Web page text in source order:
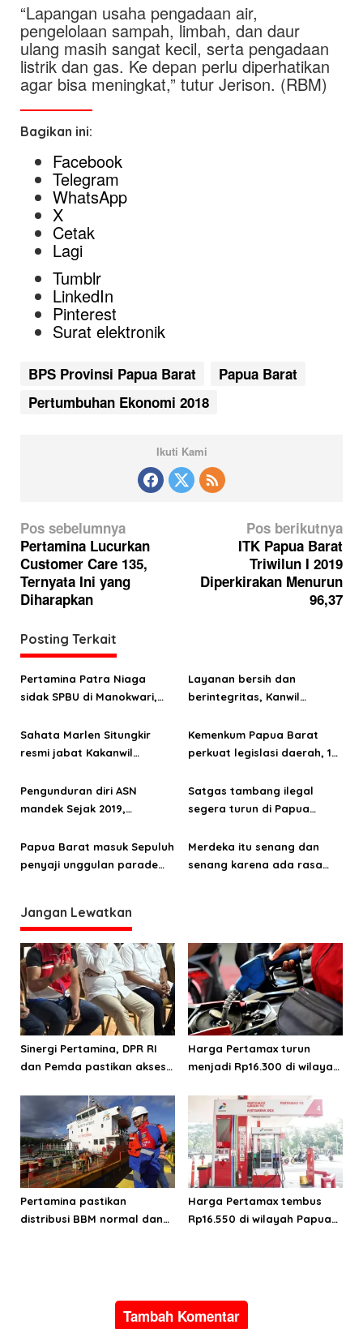
“Lapangan usaha pengadaan air,
pengelolaan sampah, limbah, dan daur
ulang masih sangat kecil, serta pengadaan
listrik dan gas. Ke depan perlu diperhatikan
agar bisa meningkat,” tutur Jerison. (RBM)
Bagikan ini:
Facebook
Telegram
WhatsApp
X
Cetak
Lagi
Tumblr
LinkedIn
Pinterest
Surat elektronik
BPS Provinsi Papua Barat
Papua Barat
Pertumbuhan Ekonomi 2018
Ikuti Kami
N
a
v
i
a
s
i
o
s
Pos sebelumnya
Pertamina Lucurkan
Customer Care 135,
Ternyata Ini yang
Diharapkan
Pos berikutnya
ITK Papua Barat
Triwilun I 2019
Diperkirakan Menurun
96,37
Posting Terkait
Pertamina Patra Niaga
sidak SPBU di Manokwari,
subsidi
Layanan bersih dan
berintegritas, Kanwil
predikat WBK
Sahata Marlen Situngkir
resmi jabat Kakanwil
Kemenkum Papua Barat
perkuat legislasi daerah, 123
diharmonisasi sepanjang
2025
Pengunduran diri ASN
mandek Sejak 2019,
tegur keras Dinas PUPR
Satgas tambang ilegal
segera turun di Papua
akan pimpin langsung
Papua Barat masuk Sepuluh
penyaji unggulan parade
Merdeka itu senang dan
senang karena ada rasa
Jangan Lewatkan
Sinergi Pertamina, DPR RI
dan Pemda pastikan akses
Harga Pertamax turun
menjadi Rp16.300 di wilayah
Pertamina pastikan
distribusi BBM normal dan
Harga Pertamax tembus
Rp16.550 di wilayah Papua
Tambah Komentar